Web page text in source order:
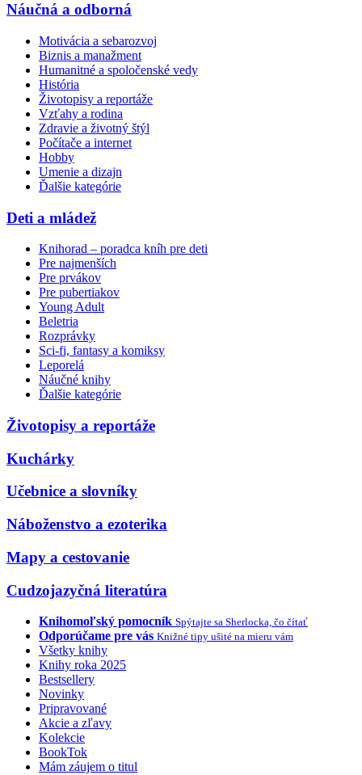
Náučná a odborná
Motivácia a sebarozvoj
Biznis a manažment
Humanitné a spoločenské vedy
História
Životopisy a reportáže
Vzťahy a rodina
Zdravie a životný štýl
Počítače a internet
Hobby
Umenie a dizajn
Ďalšie kategórie
Deti a mládež
Knihorad – poradca kníh pre deti
Pre najmenších
Pre prvákov
Pre pubertiakov
Young Adult
Beletria
Rozprávky
Sci-fi, fantasy a komiksy
Leporelá
Náučné knihy
Ďalšie kategórie
Životopisy a reportáže
Kuchárky
Učebnice a slovníky
Náboženstvo a ezoterika
Mapy a cestovanie
Cudzojazyčná literatúra
Knihomoľský pomocník Spýtajte sa Sherlocka, čo čítať
Odporúčame pre vás Knižné tipy ušité na mieru vám
Všetky knihy
Knihy roka 2025
Bestsellery
Novinky
Pripravované
Akcie a zľavy
Kolekcie
BookTok
Mám záujem o titul